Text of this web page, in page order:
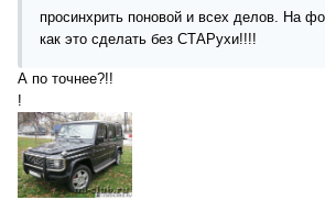
просинхрить поновой и всех делов. На
как это сделать без СТАРухи!!!!
А по точнее?!!
!